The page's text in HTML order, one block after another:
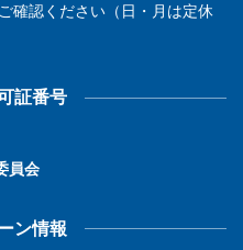
確認ください（日・月は定休
証番号
員会
ン情報